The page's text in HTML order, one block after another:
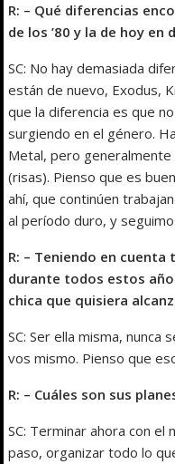
R: – Qué diferencias
de los ’80 y la de hoy en
SC: No hay demasiada
están de nuevo, Exodus,
que la diferencia es que
surgiendo en el género.
Metal, pero generalmente
(risas). Pienso que es
ahí, que continúen
al período duro, y
R: – Teniendo en cuenta
durante todos estos
chica que quisiera
SC: Ser ella misma,
vos mismo. Pienso que
R: – Cuáles son sus
SC: Terminar ahora con
paso, organizar todo lo